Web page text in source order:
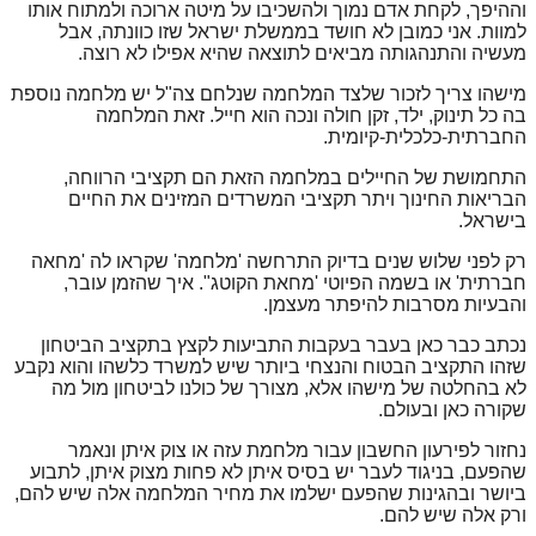
וההיפך, לקחת אדם נמוך ולהשכיבו על מיטה ארוכה ולמתוח אותו
למוות. אני כמובן לא חושד בממשלת ישראל שזו כוונתה, אבל
מעשיה והתנהגותה מביאים לתוצאה שהיא אפילו לא רוצה.
מישהו צריך לזכור שלצד המלחמה שנלחם צה"ל יש מלחמה נוספת
בה כל תינוק, ילד, זקן חולה ונכה הוא חייל. זאת המלחמה
החברתית-כלכלית-קיומית.
התחמושת של החיילים במלחמה הזאת הם תקציבי הרווחה,
הבריאות החינוך ויתר תקציבי המשרדים המזינים את החיים
בישראל.
רק לפני שלוש שנים בדיוק התרחשה 'מלחמה' שקראו לה 'מחאה
חברתית' או בשמה הפיוטי 'מחאת הקוטג". איך שהזמן עובר,
והבעיות מסרבות להיפתר מעצמן.
נכתב כבר כאן בעבר בעקבות התביעות לקצץ בתקציב הביטחון
שזהו התקציב הבטוח והנצחי ביותר שיש למשרד כלשהו והוא נקבע
לא בהחלטה של מישהו אלא, מצורך של כולנו לביטחון מול מה
שקורה כאן ובעולם.
נחזור לפירעון החשבון עבור מלחמת עזה או צוק איתן ונאמר
שהפעם, בניגוד לעבר יש בסיס איתן לא פחות מצוק איתן, לתבוע
ביושר ובהגינות שהפעם ישלמו את מחיר המלחמה אלה שיש להם,
ורק אלה שיש להם.